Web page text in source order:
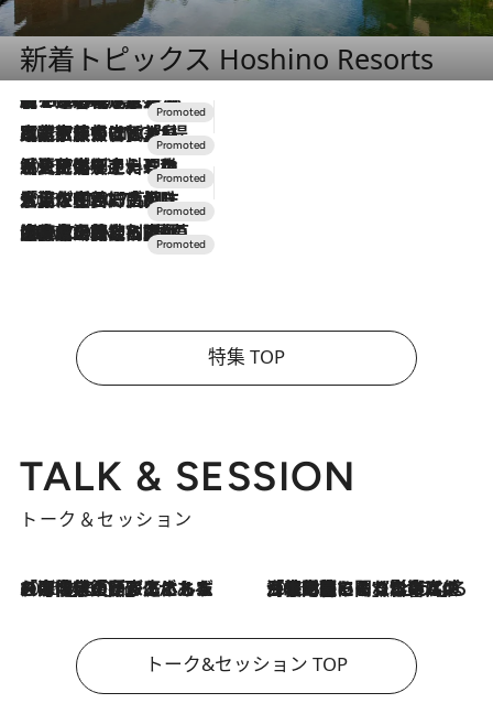
新着トピックス Hoshino Resorts
2026.8.7
【トンボの足水浴】ヒノキの香りに包まれて涼感マックス！約13℃の湧水かけ流しを避暑地「星野温泉 トンボの湯」で体験
2026.7.31
【ホテル帰省】という選択肢をOMOが提案。家族とほどよい距離を保つには「昼は実家、夜は気兼ねなくホテルで！」
2026.7.24
【夏限定ディナーコース】旬を迎える稚鮎や花ズッキーニなどをイタリア・トスカーナの郷土料理の手法で満喫！
2026.7.17
「土佐和ハーブかき氷」がOMO7高知に登場！生姜、山椒、大葉など目にも舌にも涼を呼ぶ郷土の味
2026.7.10
NEW OPEN！【界 草津】名湯の地に誕生。趣の異なる2種の温泉と上州ならではの会席・蕎麦割烹など美食を味わう究極の癒やし旅
特集 TOP
TALK & SESSION
トーク＆セッション
2026.8.3
「今後値上げがあるとすれば…」「リスクがあるのは今年の冬」エネルギー専門家が語る、ホルムズ海峡封鎖が家庭にもたらす“ある心配” 2026.8.3
「住宅建てられない…」「サーチャージ料の高値が続いている」ホルムズ海峡封鎖による影響はいつまで続く？《エネルギー専門家に聞く“どうなる日本の暮らし”》
トーク&セッション TOP